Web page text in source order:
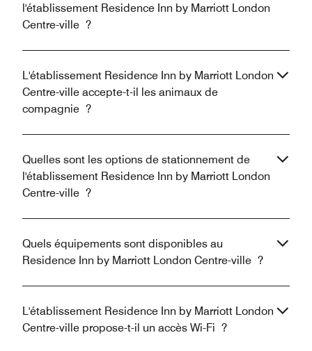
l'établissement Residence Inn by Marriott London
Centre-ville ?
L'établissement Residence Inn by Marriott London
Centre-ville accepte-t-il les animaux de
compagnie ?
Quelles sont les options de stationnement de
l'établissement Residence Inn by Marriott London
Centre-ville ?
Quels équipements sont disponibles au
Residence Inn by Marriott London Centre-ville ?
L'établissement Residence Inn by Marriott London
Centre-ville propose-t-il un accès Wi-Fi ?